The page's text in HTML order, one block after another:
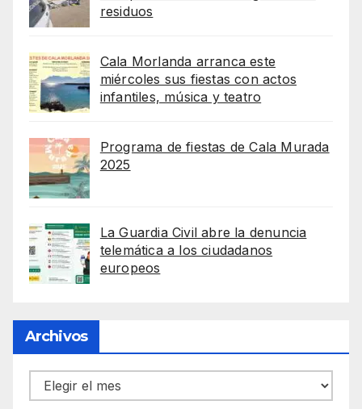
residuos
Cala Morlanda arranca este
miércoles sus fiestas con actos
infantiles, música y teatro
Programa de fiestas de Cala Murada
2025
La Guardia Civil abre la denuncia
telemática a los ciudadanos
europeos
Archivos
Archivos